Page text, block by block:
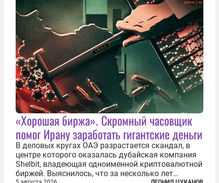
«Хорошая биржа». Скромный часовщик
помог Ирану заработать гигантские деньги
В деловых кругах ОАЭ разрастается скандал, в
центре которого оказалась дубайская компания
Shelbit, владеющая одноименной криптовалютной
биржей. Выяснилось, что за несколько лет